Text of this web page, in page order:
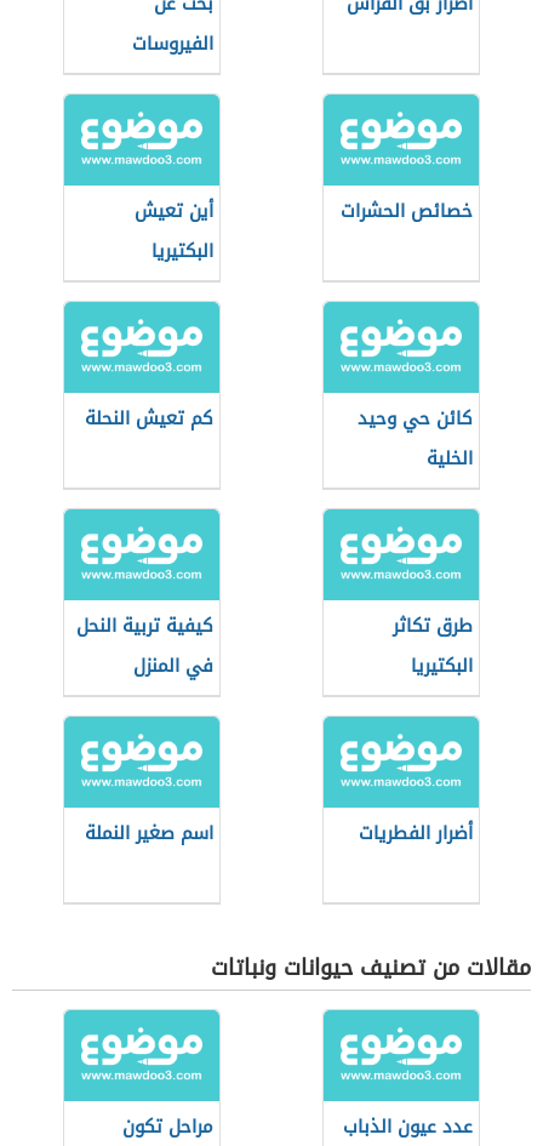
الفيروسات
خصائص الحشرات
أين تعيش
البكتيريا
كائن حي وحيد
الخلية
كم تعيش النحلة
طرق تكاثر
البكتيريا
كيفية تربية النحل
في المنزل
أضرار الفطريات اسم صغير النملة
مقالات من تصنيف حيوانات ونباتات
عدد عيون الذباب
مراحل تكون